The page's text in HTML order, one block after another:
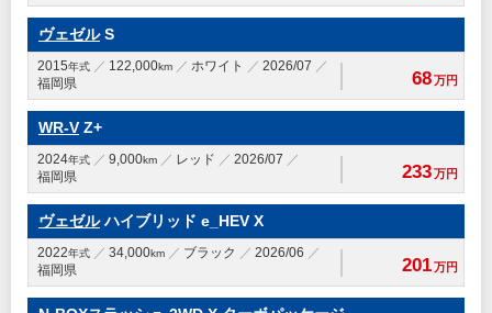
ヴェゼルS
2015年式 122,000km ホワイト
2026/07
福岡県
68万円
WR-V Z+
2024年式 9,000km レッド
2026/07
福岡県
233万円
ヴェゼルハイブリッド e_HEV X
2022年式 34,000km ブラック
2026/06
福岡県
201万円